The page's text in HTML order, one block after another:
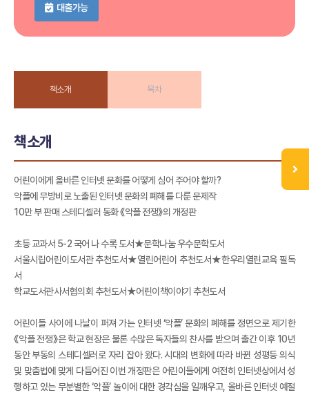
대출가능
책소개 목차
책소개
어린이에게 올바른 인터넷 문화를 어떻게 심어 주어야 할까?
악플에 무방비로 노출된 인터넷 문화의 폐해를 다룬 문제작
10만 부 판매 스테디셀러 동화 《악플 전쟁》의 개정판
초등 교과서 5-2 국어 나 수록 도서★문학나눔 우수문학도서
서울시립어린이도서관 추천도서★열린어린이 추천도서★한우리열린교육 필독
서
학교도서관사서협의회 추천도서★어린이책이야기 추천도서
어린이들 사이에 나날이 퍼져 가는 인터넷 ‘악플’ 문화의 폐해를 정면으로 제기한
《악플 전쟁》은 학교 현장은 물론 수많은 독자들의 찬사를 받으며 출간 이후 10년
동안 부동의 스테디셀러로 자리 잡아 왔다. 시대의 변화에 따라 바뀐 성평등 의식
및 맞춤법에 맞게 다듬어진 이번 개정판은 어린이들에게 여전히 인터넷상에서 성
행하고 있는 무분별한 ‘악플’ 놀이에 대한 경각심을 일깨우고, 올바른 인터넷 예절